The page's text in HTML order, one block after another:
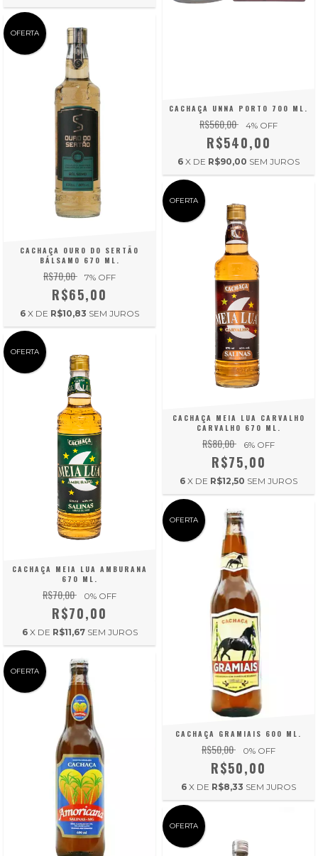
OFERTA
CACHAÇA OURO DO SERTÃO
BÁLSAMO 670 ML.
R$70,00 7% OFF
R$65,00
6 X DE R$10,83 SEM JUROS
CACHAÇA UNNA PORTO 700 ML.
R$560,00 4% OFF
R$540,00
6 X DE R$90,00 SEM JUROS
OFERTA
CACHAÇA MEIA LUA AMBURANA
670 ML.
R$70,00 0% OFF
R$70,00
6 X DE R$11,67 SEM JUROS
OFERTA
CACHAÇA MEIA LUA CARVALHO
CARVALHO 670 ML.
R$80,00 6% OFF
R$75,00
6 X DE R$12,50 SEM JUROS
OFERTA
OFERTA
CACHAÇA GRAMIAIS 600 ML.
R$50,00 0% OFF
R$50,00
6 X DE R$8,33 SEM JUROS
OFERTA